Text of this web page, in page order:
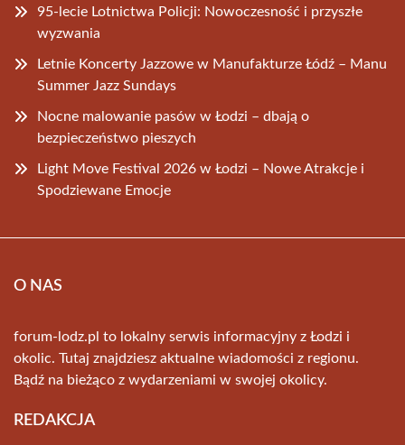
95-lecie Lotnictwa Policji: Nowoczesność i przyszłe
wyzwania
Letnie Koncerty Jazzowe w Manufakturze Łódź – Manu
Summer Jazz Sundays
Nocne malowanie pasów w Łodzi – dbają o
bezpieczeństwo pieszych
Light Move Festival 2026 w Łodzi – Nowe Atrakcje i
Spodziewane Emocje
O NAS
forum-lodz.pl to lokalny serwis informacyjny z Łodzi i
okolic. Tutaj znajdziesz aktualne wiadomości z regionu.
Bądź na bieżąco z wydarzeniami w swojej okolicy.
REDAKCJA